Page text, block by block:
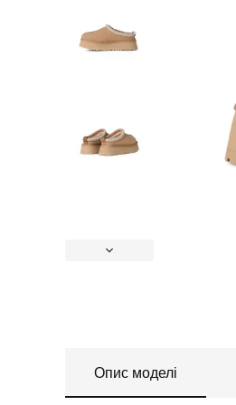
Опис моделі